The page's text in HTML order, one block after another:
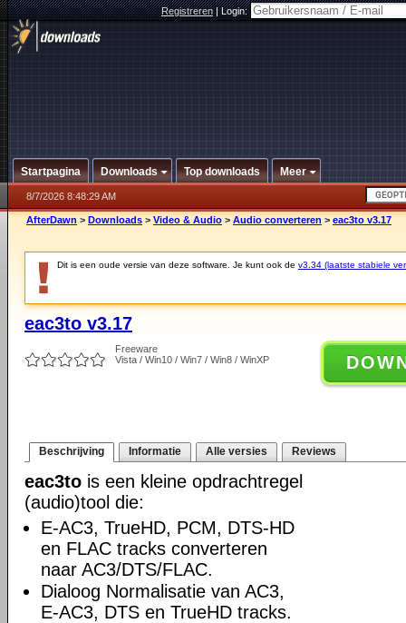
Registreren|Login:
Startpagina Downloads Top downloads Meer
8/7/2026 8:48:29 AM
AfterDawn > Downloads > Video & Audio > Audio converteren > eac3to v3.17
Dit is een oude versie van deze software. Je kunt ook de v3.34 (laatste stabiele
eac3to v3.17
Freeware
Vista / Win10 / Win7 / Win8 / WinXP
Beschrijving Informatie Alle versies Reviews
eac3to is een kleine opdrachtregel
(audio)tool die:
E-AC3, TrueHD, PCM, DTS-HD
en FLAC tracks converteren
naar AC3/DTS/FLAC.
Dialoog Normalisatie van AC3,
E-AC3, DTS en TrueHD tracks.